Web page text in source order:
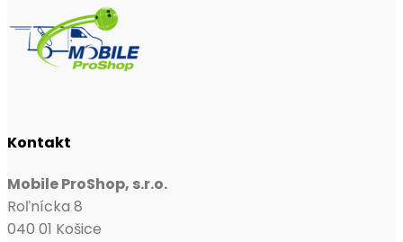
Kontakt
Mobile ProShop, s.r.o.
Roľnícka 8
040 01 Košice